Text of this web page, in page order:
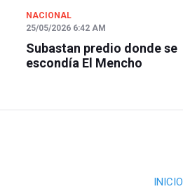
NACIONAL
25/05/2026 6:42 AM
Subastan predio donde se
escondía El Mencho
INICIO